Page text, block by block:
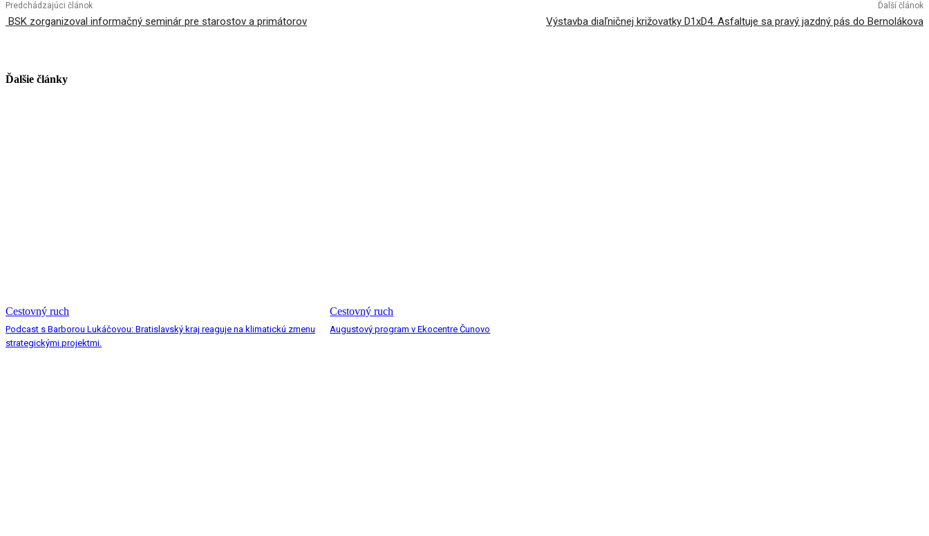
Predchádzajúci článok
BSK zorganizoval informačný seminár pre starostov a primátorov
Ďalší článok
Výstavba diaľničnej križovatky D1xD4. Asfaltuje sa pravý jazdný pás do Bernolákova
Ďalšie články
Cestovný ruch
Podcast s Barborou Lukáčovou: Bratislavský kraj reaguje na klimatickú zmenu
strategickými projektmi.
Cestovný ruch
Augustový program v Ekocentre Čunovo